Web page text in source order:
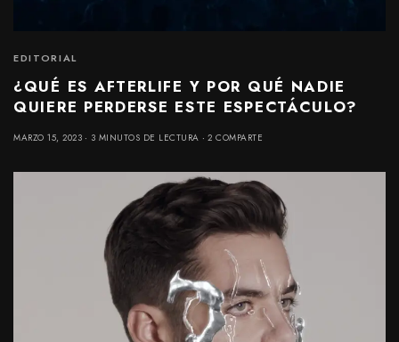
EDITORIAL
¿QUÉ ES AFTERLIFE Y POR QUÉ NADIE
QUIERE PERDERSE ESTE ESPECTÁCULO?
MARZO 15, 2023 3 MINUTOS DE LECTURA 2 COMPARTE